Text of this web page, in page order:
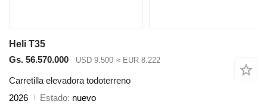
Heli T35
Gs. 56.570.000
USD 9.500 ≈ EUR 8.222
Carretilla elevadora todoterreno
2026
Estado nuevo